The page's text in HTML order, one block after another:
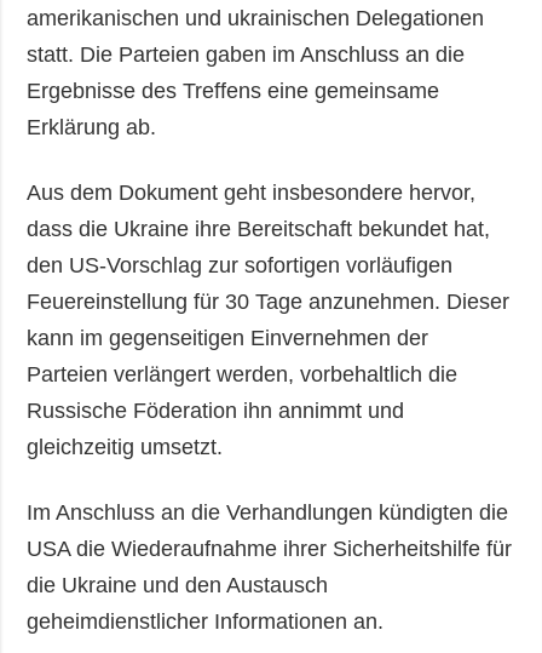
amerikanischen und ukrainischen Delegationen
statt. Die Parteien gaben im Anschluss an die
Ergebnisse des Treffens eine gemeinsame
Erklärung ab.
Aus dem Dokument geht insbesondere hervor,
dass die Ukraine ihre Bereitschaft bekundet hat,
den US-Vorschlag zur sofortigen vorläufigen
Feuereinstellung für 30 Tage anzunehmen. Dieser
kann im gegenseitigen Einvernehmen der
Parteien verlängert werden, vorbehaltlich die
Russische Föderation ihn annimmt und
gleichzeitig umsetzt.
Im Anschluss an die Verhandlungen kündigten die
USA die Wiederaufnahme ihrer Sicherheitshilfe für
die Ukraine und den Austausch
geheimdienstlicher Informationen an.